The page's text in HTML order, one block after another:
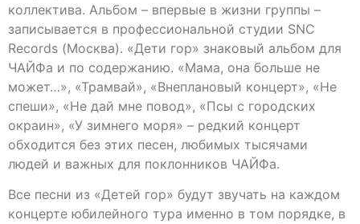
коллектива. Альбом – впервые в жизни группы –
записывается в профессиональной студии SNC
Records (Москва). «Дети гор» знаковый альбом для
ЧАЙФа и по содержанию. «Мама, она больше не
может…», «Трамвай», «Внеплановый концерт», «Не
спеши», «Не дай мне повод», «Псы с городских
окраин», «У зимнего моря» – редкий концерт
обходится без этих песен, любимых тысячами
людей и важных для поклонников ЧАЙФа.
Все песни из «Детей гор» будут звучать на каждом
концерте юбилейного тура именно в том порядке, в